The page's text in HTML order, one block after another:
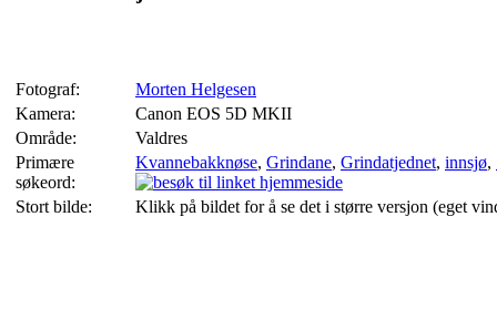
Fotograf:
Morten Helgesen
Kamera:
Canon EOS 5D MKII
Område:
Valdres
Primære
søkeord:
Kvannebakknøse, Grindane, Grindatjednet, innsjø,
Stort bilde: Klikk på bildet for å se det i større versjon (eget